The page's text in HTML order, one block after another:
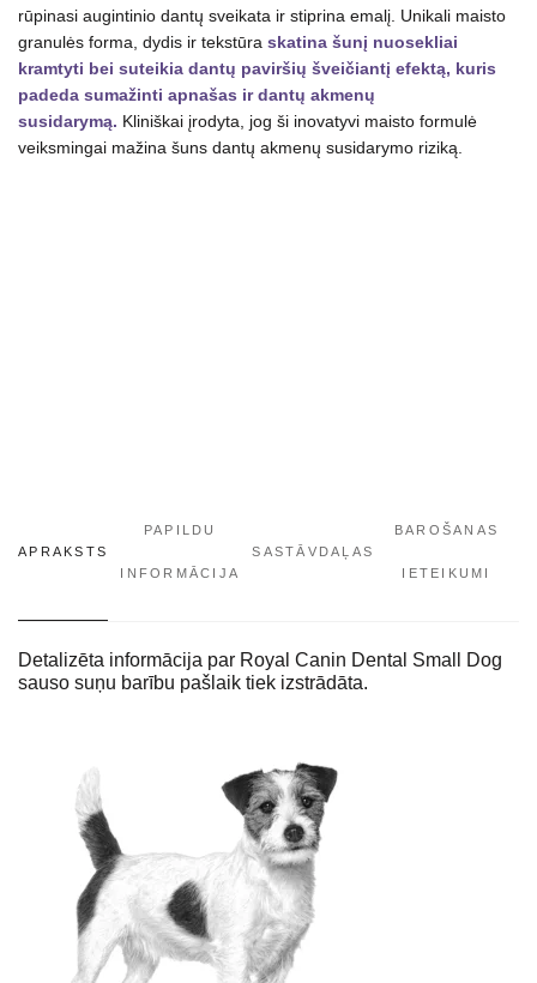
rūpinasi augintinio dantų sveikata ir stiprina emalį. Unikali maisto
granulės forma, dydis ir tekstūra skatina šunį nuosekliai
kramtyti bei suteikia dantų paviršių šveičiantį efektą, kuris
padeda sumažinti apnašas ir dantų akmenų
susidarymą. Kliniškai įrodyta, jog ši inovatyvi maisto formulė
veiksmingai mažina šuns dantų akmenų susidarymo riziką.
APRAKSTS
PAPILDU
INFORMĀCIJA
SASTĀVDAĻAS
BAROŠANAS
IETEIKUMI
Detalizēta informācija par Royal Canin Dental Small Dog
sauso suņu barību pašlaik tiek izstrādāta.